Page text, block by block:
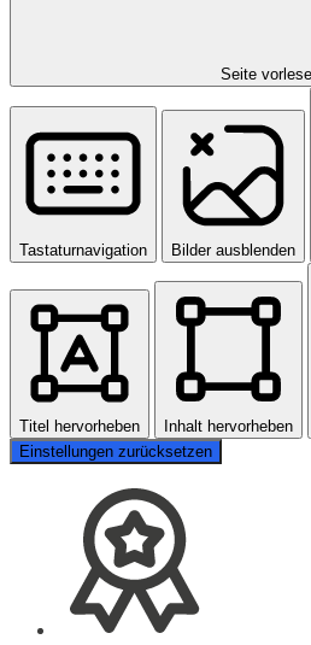
Seite
Tastaturnavigation Bilder ausblenden
Titel hervorheben Inhalt hervorheben
Einstellungen zurücksetzen